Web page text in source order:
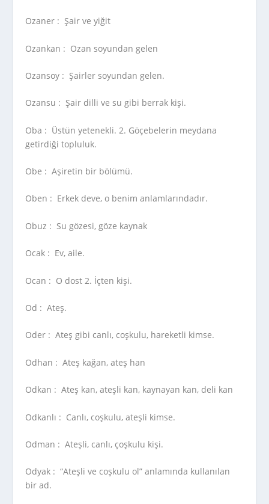
Ozaner : Şair ve yiğit
Ozankan : Ozan soyundan gelen
Ozansoy : Şairler soyundan gelen.
Ozansu : Şair dilli ve su gibi berrak kişi.
Oba : Üstün yetenekli. 2. Göçebelerin meydana
getirdiği topluluk.
Obe : Aşiretin bir bölümü.
Oben : Erkek deve, o benim anlamlarındadır.
Obuz : Su gözesi, göze kaynak
Ocak : Ev, aile.
Ocan : O dost 2. İçten kişi.
Od : Ateş.
Oder : Ateş gibi canlı, coşkulu, hareketli kimse.
Odhan : Ateş kağan, ateş han
Odkan : Ateş kan, ateşli kan, kaynayan kan, deli kan
Odkanlı : Canlı, coşkulu, ateşli kimse.
Odman : Ateşli, canlı, çoşkulu kişi.
Odyak : “Ateşli ve coşkulu ol” anlamında kullanılan
bir ad.